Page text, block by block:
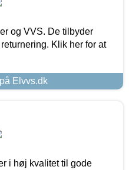
og VVS. De tilbyder
Klik her for at
Elvvs.dk
i høj kvalitet til gode